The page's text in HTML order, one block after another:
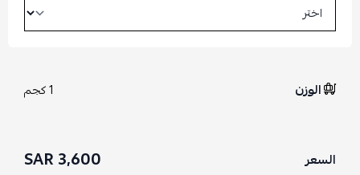
الوزن 1 كجم
السعر 3,600 SAR